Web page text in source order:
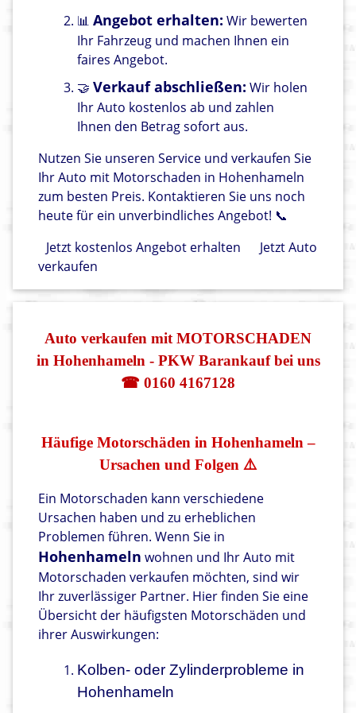
📊 Angebot erhalten: Wir bewerten
Ihr Fahrzeug und machen Ihnen ein
faires Angebot.
🤝 Verkauf abschließen: Wir holen
Ihr Auto kostenlos ab und zahlen
Ihnen den Betrag sofort aus.
Nutzen Sie unseren Service und verkaufen Sie
Ihr Auto mit Motorschaden in Hohenhameln
zum besten Preis. Kontaktieren Sie uns noch
heute für ein unverbindliches Angebot! 📞
Jetzt kostenlos Angebot erhalten
Jetzt Auto
verkaufen
Auto verkaufen mit MOTORSCHADEN
in Hohenhameln - PKW Barankauf bei uns
☎ 0160 4167128
Häufige Motorschäden in Hohenhameln –
Ursachen und Folgen ⚠️
Ein Motorschaden kann verschiedene
Ursachen haben und zu erheblichen
Problemen führen. Wenn Sie in
Hohenhameln wohnen und Ihr Auto mit
Motorschaden verkaufen möchten, sind wir
Ihr zuverlässiger Partner. Hier finden Sie eine
Übersicht der häufigsten Motorschäden und
ihrer Auswirkungen:
Kolben- oder Zylinderprobleme in
Hohenhameln